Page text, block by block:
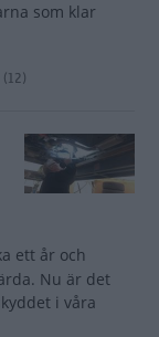
som klar
ett år och
Nu är det
i våra